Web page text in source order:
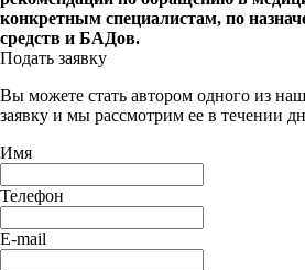
конкретным специалистам, по
средств и БАДов.
Подать заявку
Вы можете стать автором одного из
заявку и мы рассмотрим ее в течении
Имя
Телефон
E-mail